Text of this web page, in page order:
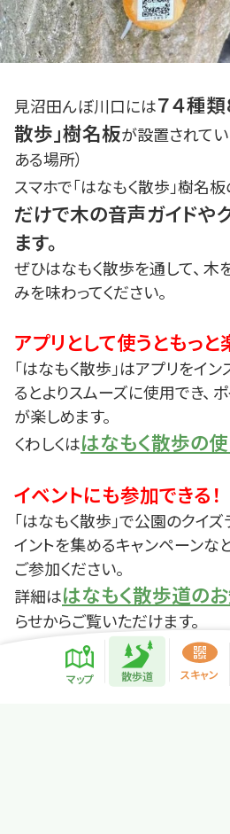
見沼田んぼ川口には７４種類
散歩」樹名板が設置されてい
ある場所）
スマホで「はなもく散歩」樹名板
だけで木の音声ガイドや
ます。
ぜひはなもく散歩を通して、 木
みを味わってください。
アプリとして使うともっと
「はなもく散歩」はアプリをイ
るとよりスムーズに使用でき、
が楽しめます。
くわしくははなもく散歩の
イベントにも参加できる！
「はなもく散歩」で公園のクイ
イントを集めるキャンペーンな
ご参加ください。
詳細ははなもく散歩道の
らせからご覧いただけます。
マップ 散歩道 スキャン
散歩道紹介ペ
緑地紹介